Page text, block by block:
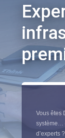
Vous êtes
système…
d’experts ?